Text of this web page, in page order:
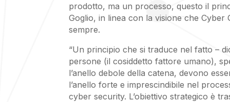
prodotto, ma un processo, questo il
Goglio, in linea con la visione che Cyber
sempre.
“Un principio che si traduce nel fatto –
persone (il cosiddetto fattore umano),
l’anello debole della catena, devono
l’anello forte e imprescindibile nel
cyber security. L’obiettivo strategico è